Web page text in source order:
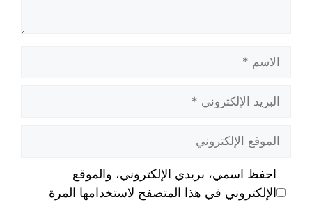
احفظ اسمي، بريدي الإلكتروني، والموقع
الإلكتروني في هذا المتصفح لاستخدامها المرة